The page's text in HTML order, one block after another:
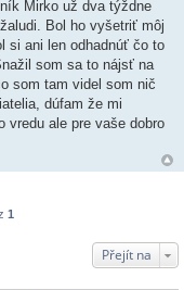
Mirko už dva týždne
Bol ho vyšetriť môj
si ani len odhadnúť čo to
som sa to nájsť na
som tam videl som nič
dúfam že mi
vredu ale pre vaše dobro
1
Přejít na